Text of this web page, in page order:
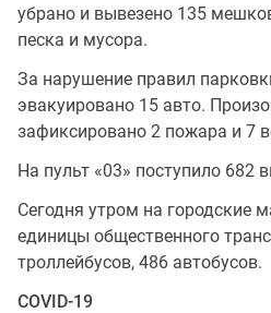
убрано и вывезено 135
песка и мусора.
За нарушение правил
эвакуировано 15 авто.
зафиксировано 2 пожара и 7
На пульт «03» поступило 682
Сегодня утром на городские
единицы общественного
троллейбусов, 486 автобусов.
СOVID-19